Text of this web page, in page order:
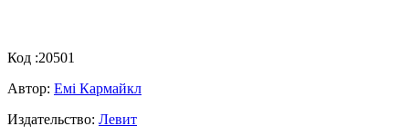
Код :20501
Автор: Емі Кармайкл
Издательство: Левит